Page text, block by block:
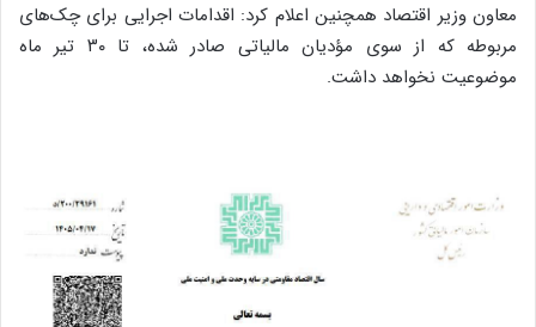
معاون وزیر اقتصاد همچنین اعلام کرد: اقدامات اجرایی برای چک‌های
مربوطه که از سوی مؤدیان مالیاتی صادر شده، تا ۳۰ تیر ماه
موضوعیت نخواهد داشت.